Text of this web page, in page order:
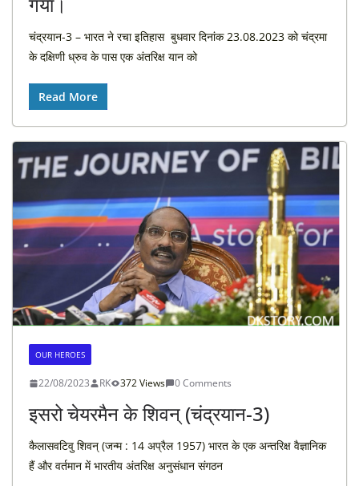
चंद्रयान-3 – भारत ने रचा इतिहास बुधवार दिनांक 23.08.2023 को चंद्रमा
के दक्षिणी ध्रुव के पास एक अंतरिक्ष यान को
Read More
OUR HEROES
22/08/2023 RK 372 Views 0 Comments
इसरो चेयरमैन के शिवन् (चंद्रयान-3)
कैलासवटिवु शिवन् (जन्म : 14 अप्रैल 1957) भारत के एक अन्तरिक्ष वैज्ञानिक
हैं और वर्तमान में भारतीय अंतरिक्ष अनुसंधान संगठन